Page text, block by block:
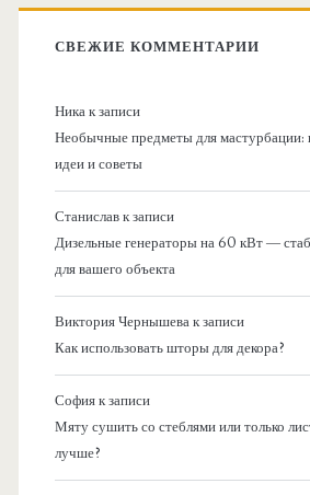
СВЕЖИЕ КОММЕНТАРИИ
Никак записи
Необычные предметы для мастурбации:
идеи и советы
Станиславк записи
Дизельные генераторы на 60 кВт —
для вашего объекта
Виктория Чернышевак записи
Как использовать шторы для декора?
Софияк записи
Мяту сушить со стеблями или только
лучше?